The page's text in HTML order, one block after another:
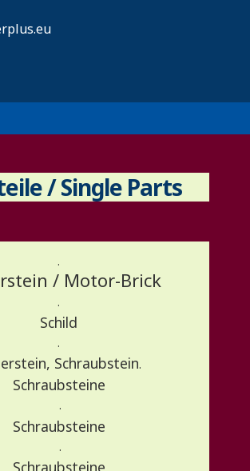
/ Single Parts
.
/ Motor-Brick
.
Schild
.
Schraubstein.
Schraubsteine
.
Schraubsteine
.
Schraubsteine